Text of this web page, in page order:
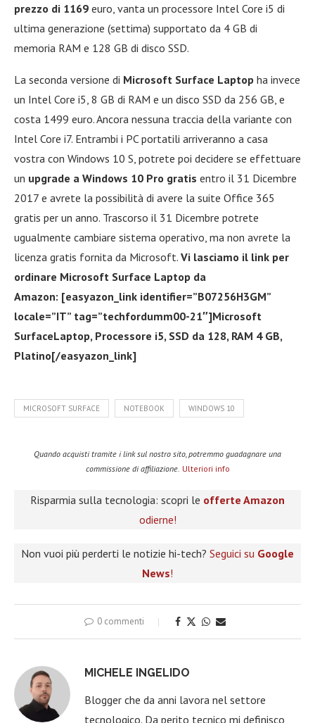
prezzo di 1169 euro, vanta un processore Intel Core i5 di
ultima generazione (settima) supportato da 4 GB di
memoria RAM e 128 GB di disco SSD.
La seconda versione di Microsoft Surface Laptop ha invece
un Intel Core i5, 8 GB di RAM e un disco SSD da 256 GB, e
costa 1499 euro. Ancora nessuna traccia della variante con
Intel Core i7. Entrambi i PC portatili arriveranno a casa
vostra con Windows 10 S, potrete poi decidere se effettuare
un upgrade a Windows 10 Pro gratis entro il 31 Dicembre
2017 e avrete la possibilità di avere la suite Office 365
gratis per un anno. Trascorso il 31 Dicembre potrete
ugualmente cambiare sistema operativo, ma non avrete la
licenza gratis fornita da Microsoft. Vi lasciamo il link per
ordinare Microsoft Surface Laptop da
Amazon: [easyazon_link identifier=”B07256H3GM”
locale=”IT” tag=”techfordumm00-21″]Microsoft
SurfaceLaptop, Processore i5, SSD da 128, RAM 4 GB,
Platino[/easyazon_link]
MICROSOFT SURFACE NOTEBOOK WINDOWS 10
Quando acquisti tramite i link sul nostro sito, potremmo guadagnare una
commissione di affiliazione. Ulteriori info
Risparmia sulla tecnologia: scopri le offerte Amazon
odierne!
Non vuoi più perderti le notizie hi-tech? Seguici su Google
News!
0 commenti
MICHELE INGELIDO
Blogger che da anni lavora nel settore
tecnologico. Da perito tecnico mi definisco